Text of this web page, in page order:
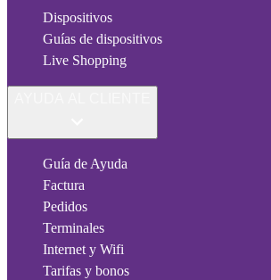
Dispositivos
Guías de dispositivos
Live Shopping
Guía de Ayuda
Factura
Pedidos
Terminales
Internet y Wifi
Tarifas y bonos